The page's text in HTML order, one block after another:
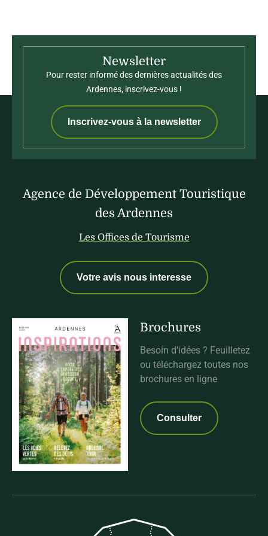
Newsletter
Pour rester informé des dernières actualités des
Ardennes, inscrivez-vous !
Inscrivez-vous à la newsletter
Agence de Développement Touristique
des Ardennes
Les Offices de Tourisme
Votre avis nous interesse
Brochures
Besoin d'idées ? Feuilletez
ou téléchargez toutes nos
brochures en ligne
Consulter